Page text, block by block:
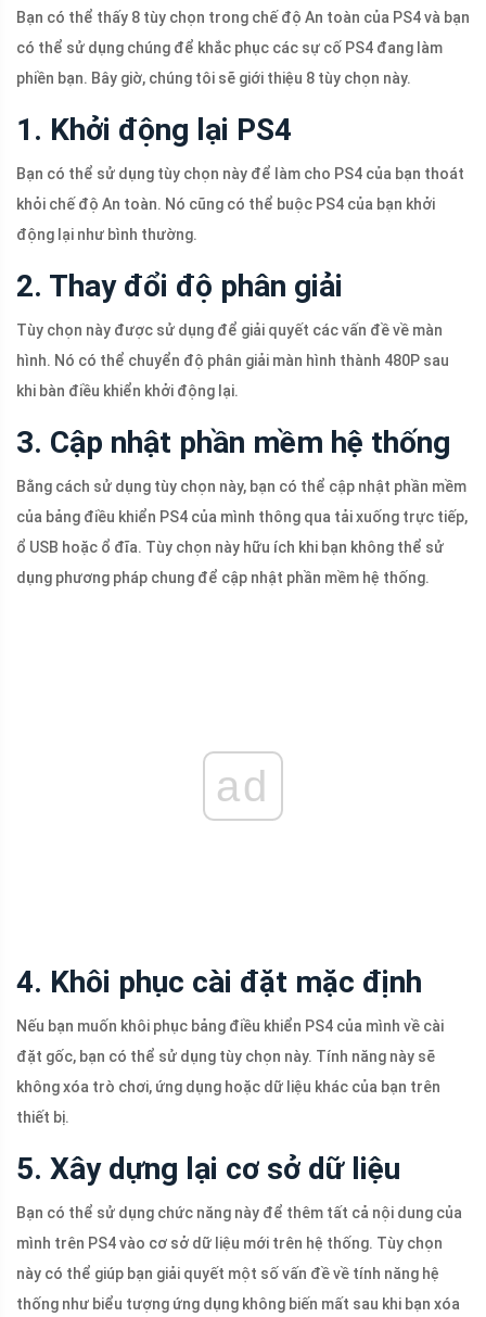
Bạn có thể thấy 8 tùy chọn trong chế độ An toàn của PS4 và bạn
có thể sử dụng chúng để khắc phục các sự cố PS4 đang làm
phiền bạn. Bây giờ, chúng tôi sẽ giới thiệu 8 tùy chọn này.
1. Khởi động lại PS4
Bạn có thể sử dụng tùy chọn này để làm cho PS4 của bạn thoát
khỏi chế độ An toàn. Nó cũng có thể buộc PS4 của bạn khởi
động lại như bình thường.
2. Thay đổi độ phân giải
Tùy chọn này được sử dụng để giải quyết các vấn đề về màn
hình. Nó có thể chuyển độ phân giải màn hình thành 480P sau
khi bàn điều khiển khởi động lại.
3. Cập nhật phần mềm hệ thống
Bằng cách sử dụng tùy chọn này, bạn có thể cập nhật phần mềm
của bảng điều khiển PS4 của mình thông qua tải xuống trực tiếp,
ổ USB hoặc ổ đĩa. Tùy chọn này hữu ích khi bạn không thể sử
dụng phương pháp chung để cập nhật phần mềm hệ thống.
ad
4. Khôi phục cài đặt mặc định
Nếu bạn muốn khôi phục bảng điều khiển PS4 của mình về cài
đặt gốc, bạn có thể sử dụng tùy chọn này. Tính năng này sẽ
không xóa trò chơi, ứng dụng hoặc dữ liệu khác của bạn trên
thiết bị.
5. Xây dựng lại cơ sở dữ liệu
Bạn có thể sử dụng chức năng này để thêm tất cả nội dung của
mình trên PS4 vào cơ sở dữ liệu mới trên hệ thống. Tùy chọn
này có thể giúp bạn giải quyết một số vấn đề về tính năng hệ
thống như biểu tượng ứng dụng không biến mất sau khi bạn xóa